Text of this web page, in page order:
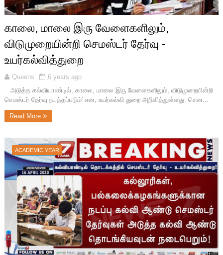
காலை, மாலை இரு வேளைகளிலும்,
விடுமுறையின்றி செமஸ்டர் தேர்வு -
உயர்கல்வித்துறை
Queens
6 years ago
அடுத்த கல்வியாண்டில், காலை, மாலை இரு வேளைகளிலும், விடுமுறையின்றி
செமஸ்டர் தேர்வு நடத்தப்படும்' என, உயர்கல்வி துறை அறிவித்துள்ளது. சென...
Read More
ACADEMIC YEAR